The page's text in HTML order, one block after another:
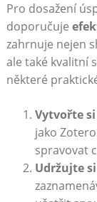
Pro‌ dosažení​
doporučuje
zahrnuje ⁣nejen
ale také‍ kvalitní
některé
Vytvořte
jako
spravovat
Udržujte